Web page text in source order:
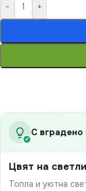
- +
✓
С вградено
Цвят на
Топла и уютна